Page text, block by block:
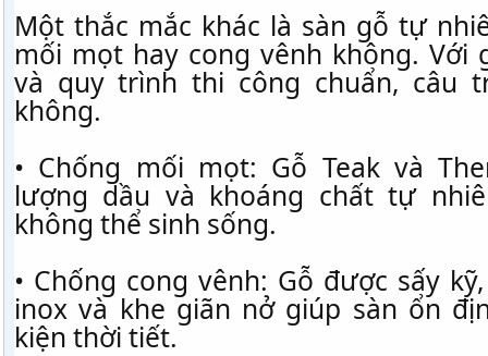
Một thắc mắc khác là sàn gỗ tự
mối mọt hay cong vênh không. Với
và quy trình thi công chuẩn, câu
không.
• Chống mối mọt: Gỗ Teak và
lượng dầu và khoáng chất tự
không thể sinh sống.
• Chống cong vênh: Gỗ được sấy
inox và khe giãn nở giúp sàn ổn
kiện thời tiết.